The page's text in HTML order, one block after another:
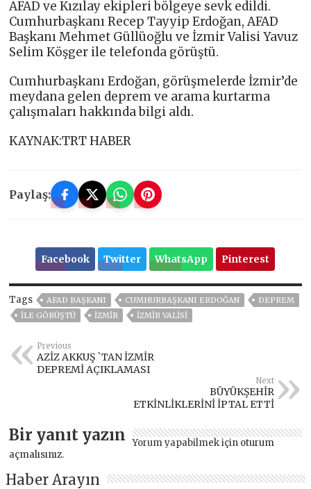
AFAD ve Kızılay ekipleri bölgeye sevk edildi.
Cumhurbaşkanı Recep Tayyip Erdoğan, AFAD
Başkanı Mehmet Güllüoğlu ve İzmir Valisi Yavuz
Selim Köşger ile telefonda görüştü.
Cumhurbaşkanı Erdoğan, görüşmelerde İzmir’de
meydana gelen deprem ve arama kurtarma
çalışmaları hakkında bilgi aldı.
KAYNAK:TRT HABER
Paylaş:
Facebook Twitter WhatsApp Pinterest
Tags AFAD BAŞKANI CUMHURBAŞKANI ERDOĞAN
DEPREM
ILE GÖRÜŞTÜ
İZMIR İZMIR VALISI
Previous
AZİZ AKKUŞ `TAN İZMİR
DEPREMİ AÇIKLAMASI
Next
BÜYÜKŞEHİR
ETKİNLİKLERİNİ İPTAL ETTİ
Bir yanıt yazın Yorum yapabilmek için oturum
açmalısınız.
Haber Arayın